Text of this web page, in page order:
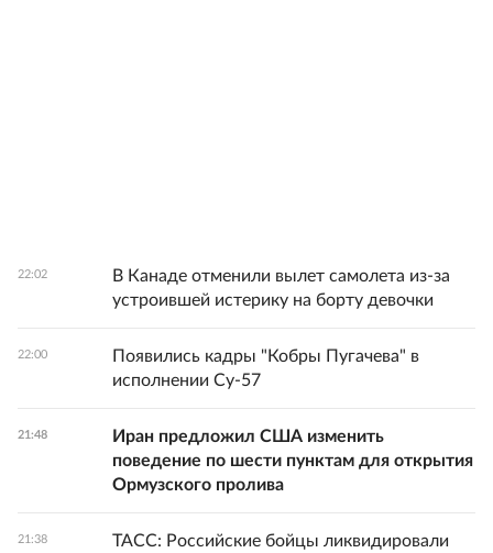
22:02
В Канаде отменили вылет самолета из-за
устроившей истерику на борту девочки
22:00
Появились кадры "Кобры Пугачева" в
исполнении Су-57
21:48
Иран предложил США изменить
поведение по шести пунктам для открытия
Ормузского пролива
21:38
ТАСС: Российские бойцы ликвидировали